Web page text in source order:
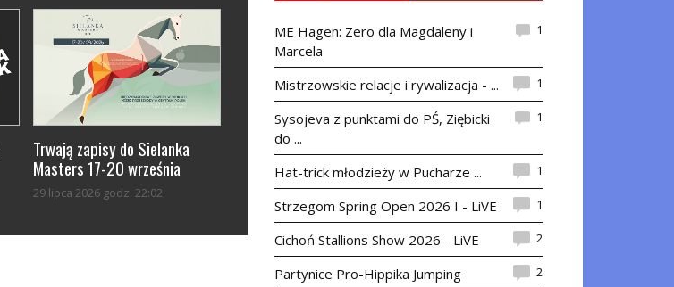
Trwają zapisy do Sielanka
Masters 17-20 września
29 lipca 2026 godz. 22:02
ME Hagen: Zero dla Magdaleny i
Marcela
1
Mistrzowskie relacje i rywalizacja - ... 1
Sysojeva z punktami do PŚ, Ziębicki
do ...
1
Hat-trick młodzieży w Pucharze ... 1
Strzegom Spring Open 2026 I - LiVE 1
Cichoń Stallions Show 2026 - LiVE 2
Partynice Pro-Hippika Jumping 2